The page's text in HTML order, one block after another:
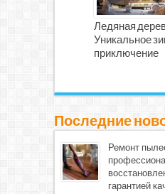
Ледяная
Уникальное
приключение
Последние
Ремонт
гарантией